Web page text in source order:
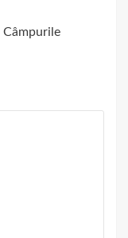
Câmpurile